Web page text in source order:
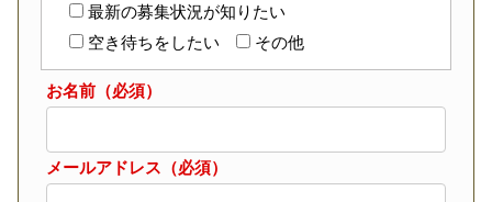
最新の募集状況が知りたい
空き待ちをしたい
その他
お名前（必須）
メールアドレス（必須）